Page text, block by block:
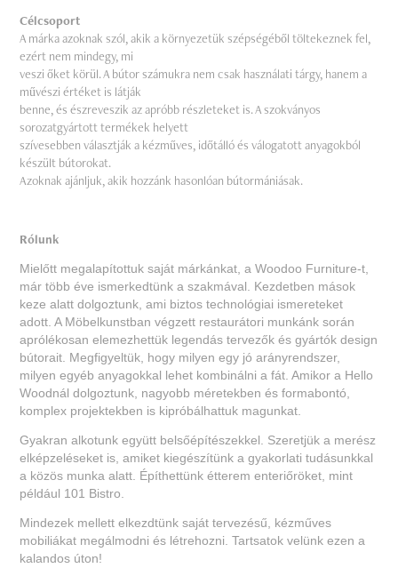
Célcsoport
A márka azoknak szól, akik a környezetük szépségéből töltekeznek fel,
ezért nem mindegy, mi
veszi őket körül. A bútor számukra nem csak használati tárgy, hanem a
művészi értéket is látják
benne, és észreveszik az apróbb részleteket is. A szokványos
sorozatgyártott termékek helyett
szívesebben választják a kézműves, időtálló és válogatott anyagokból
készült bútorokat.
Azoknak ajánljuk, akik hozzánk hasonlóan bútormániásak.
Rólunk
Mielőtt megalapítottuk saját márkánkat, a Woodoo Furniture-t,
már több éve ismerkedtünk a szakmával. Kezdetben mások
keze alatt dolgoztunk, ami biztos technológiai ismereteket
adott. A Möbelkunstban végzett restaurátori munkánk során
aprólékosan elemezhettük legendás tervezők és gyártók design
bútorait. Megfigyeltük, hogy milyen egy jó arányrendszer,
milyen egyéb anyagokkal lehet kombinálni a fát. Amikor a Hello
Woodnál dolgoztunk, nagyobb méretekben és formabontó,
komplex projektekben is kipróbálhattuk magunkat.
Gyakran alkotunk együtt belsőépítészekkel. Szeretjük a merész
elképzeléseket is, amiket kiegészítünk a gyakorlati tudásunkkal
a közös munka alatt. Építhettünk étterem enteriőröket, mint
például 101 Bistro.
Mindezek mellett elkezdtünk saját tervezésű, kézműves
mobiliákat megálmodni és létrehozni. Tartsatok velünk ezen a
kalandos úton!